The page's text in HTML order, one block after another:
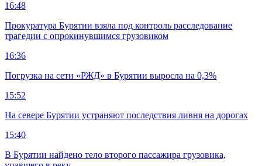
16:48
Прокуратура Бурятии взяла под контроль расследование
трагедии с опрокинувшимся грузовиком
16:36
Погрузка на сети «РЖД» в Бурятии выросла на 0,3%
15:52
На севере Бурятии устраняют последствия ливня на дорогах
15:40
В Бурятии найдено тело второго пассажира грузовика,